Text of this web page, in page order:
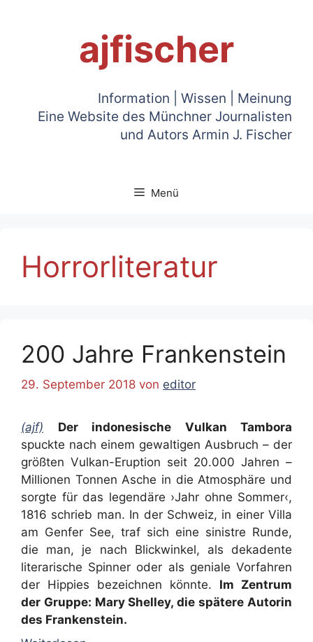
ajfischer
Information | Wissen | Meinung
Eine Website des Münchner Journalisten
und Autors Armin J. Fischer
Menü
Horrorliteratur
200 Jahre Frankenstein
29. September 2018 von editor
(ajf)
Der indonesische Vulkan Tambora
spuckte nach einem gewaltigen Ausbruch – der
größten Vulkan-Eruption seit 20.000 Jahren –
Millionen Tonnen Asche in die Atmosphäre und
sorgte für das legendäre ›Jahr ohne Sommer‹,
1816 schrieb man. In der Schweiz, in einer Villa
am Genfer See, traf sich eine sinistre Runde,
die man, je nach Blickwinkel, als dekadente
literarische Spinner oder als geniale Vorfahren
der Hippies bezeichnen könnte. Im Zentrum
der Gruppe: Mary Shelley, die spätere Autorin
des Frankenstein.